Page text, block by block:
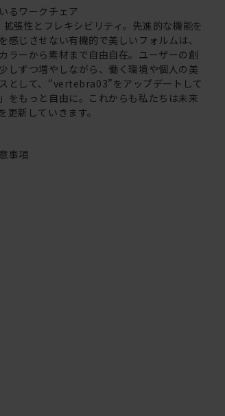
るワークチェア
張性とフレキシビリティ。先進的な機能を
感じさせない有機的で美しいフォルムは、
ラーから素材まで自由自在。ユーザーの創
しずつ増やしながら、働く環境や個人の美
として、“vertebra03”をアップデートして
をもっと自由に。これからも私たちは未来
更新していきます。
事項